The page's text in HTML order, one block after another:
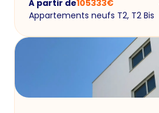
À partir de105333€
Appartements neufs T2, T2 Bis